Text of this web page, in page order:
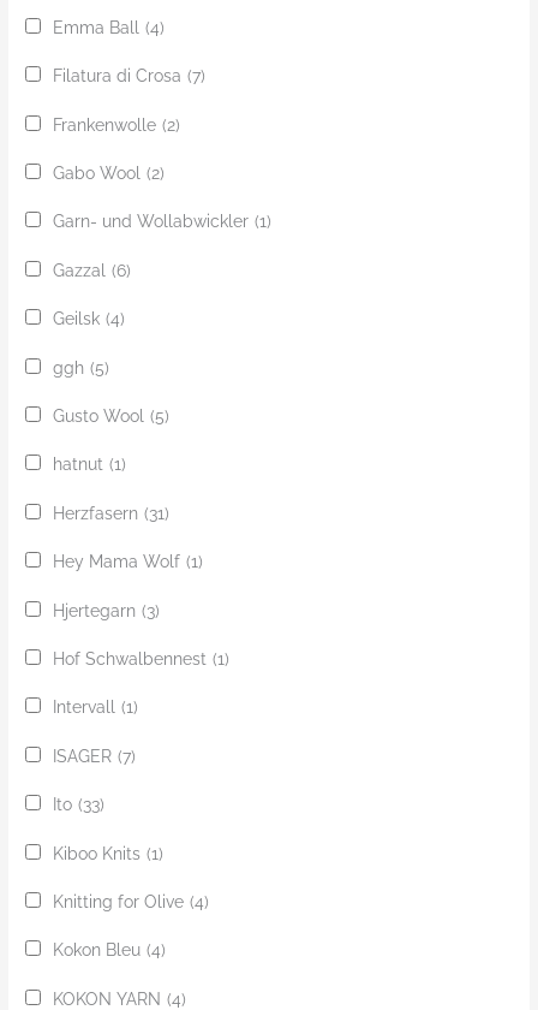
Emma Ball (4)
Filatura di Crosa (7)
Frankenwolle (2)
Gabo Wool (2)
Garn- und Wollabwickler (1)
Gazzal (6)
Geilsk (4)
ggh (5)
Gusto Wool (5)
hatnut (1)
Herzfasern (31)
Hey Mama Wolf (1)
Hjertegarn (3)
Hof Schwalbennest (1)
Intervall (1)
ISAGER (7)
Ito (33)
Kiboo Knits (1)
Knitting for Olive (4)
Kokon Bleu (4)
KOKON YARN (4)